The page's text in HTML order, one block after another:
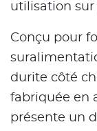
utilisation sur
Conçu pour
durite côté
fabriquée en
présente un